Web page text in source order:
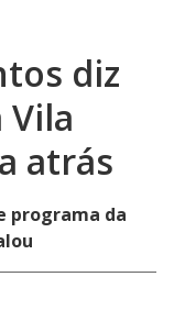
diz
atrás
programa da